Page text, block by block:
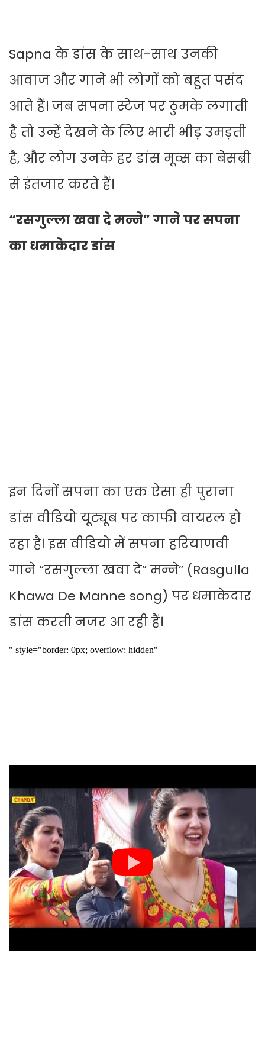
Sapna के डांस के साथ-साथ उनकी
आवाज और गाने भी लोगों को बहुत पसंद
आते हैं। जब सपना स्टेज पर ठुमके लगाती
है तो उन्हें देखने के लिए भारी भीड़ उमड़ती
है, और लोग उनके हर डांस मूव्स का बेसब्री
से इंतजार करते हैं।
“रसगुल्ला खवा दे मन्ने” गाने पर सपना
का धमाकेदार डांस
इन दिनों सपना का एक ऐसा ही पुराना
डांस वीडियो यूट्यूब पर काफी वायरल हो
रहा है। इस वीडियो में सपना हरियाणवी
गाने “रसगुल्ला खवा दे” मन्ने” (Rasgulla
Khawa De Manne song) पर धमाकेदार
डांस करती नजर आ रही हैं।